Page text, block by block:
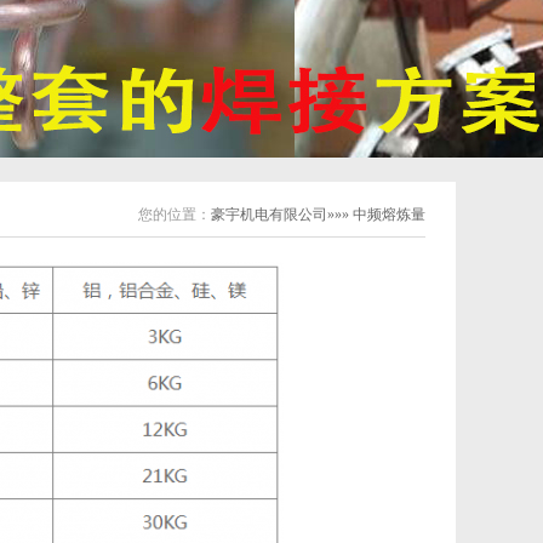
您的位置： 豪宇机电有限公司»»» 中频熔炼量